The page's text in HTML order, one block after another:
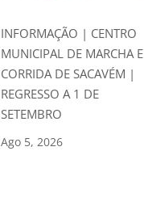
INFORMAÇÃO | CENTRO
MUNICIPAL DE MARCHA E
CORRIDA DE SACAVÉM |
REGRESSO A 1 DE
SETEMBRO
Ago 5, 2026